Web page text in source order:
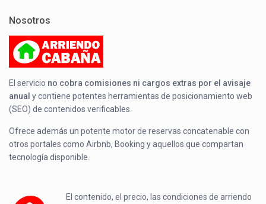
Nosotros
El servicio no cobra comisiones ni cargos extras por el avisaje
anual y contiene potentes herramientas de posicionamiento web
(SEO) de contenidos verificables.
Ofrece además un potente motor de reservas concatenable con
otros portales como Airbnb, Booking y aquellos que compartan
tecnología disponible.
El contenido, el precio, las condiciones de arriendo